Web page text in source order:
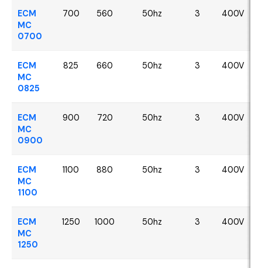
ECM
MC
0700
700 560 50hz 3 400V
ECM
MC
0825
825 660 50hz 3 400V
ECM
MC
0900
900 720 50hz 3 400V
ECM
MC
1100
1100 880 50hz 3 400V
ECM
MC
1250
1250 1000 50hz 3 400V